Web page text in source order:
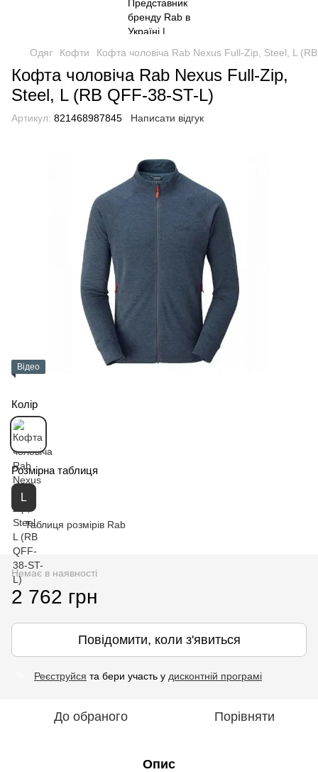
Одяг Кофти Кофта чоловіча Rab Nexus Full-Zip, Steel, L
Кофта чоловіча Rab Nexus Full-Zip,
Steel, L (RB QFF-38-ST-L)
Артикул: 821468987845 Написати відгук
Відео
Колір
Розмірна таблиця
L
Таблиця розмірів Rab
Немає в наявності
2 762 грн
Повідомити, коли з'явиться
Реєструйся та бери участь у дисконтній програмі
До обраного Порівняти
Опис